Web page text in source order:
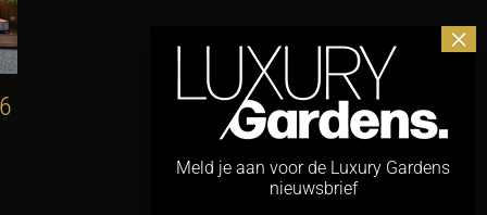
Hagen van hulst
Maximaal
zwemplezier,
minimale ruimte
4 augustus 2026
Meld je aan voor de Luxury Gardens
nieuwsbrief